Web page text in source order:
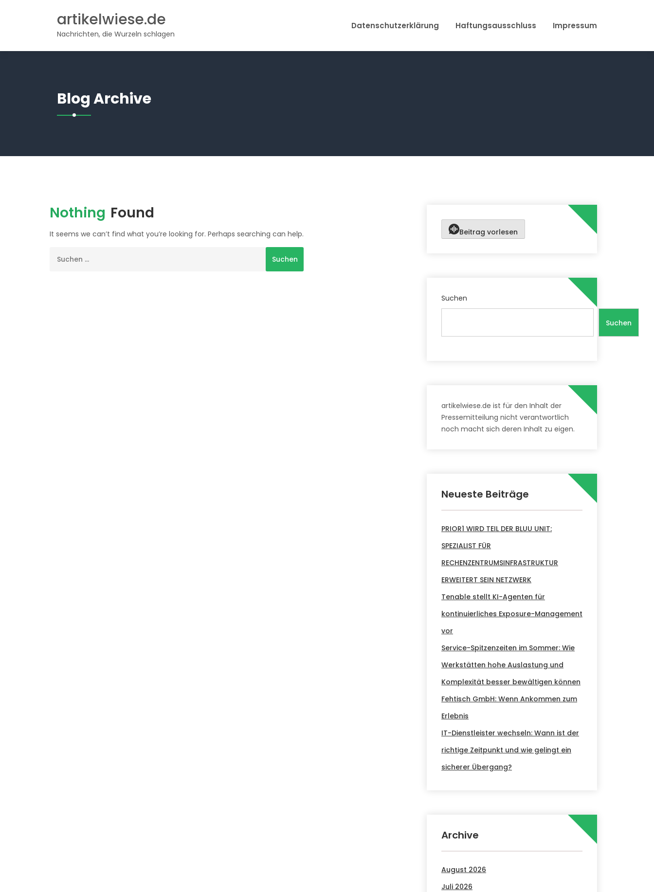
artikelwiese.de
Nachrichten, die Wurzeln schlagen
Datenschutzerklärung Haftungsausschluss Impressum
Blog Archive
Nothing Found
It seems we can’t find what you’re looking for. Perhaps searching can help.
nach:
Beitrag vorlesen
Suchen
Suchen
artikelwiese.de ist für den Inhalt der
Pressemitteilung nicht verantwortlich
noch macht sich deren Inhalt zu eigen.
Neueste Beiträge
PRIOR1 WIRD TEIL DER BLUU UNIT:
SPEZIALIST FÜR
RECHENZENTRUMSINFRASTRUKTUR
ERWEITERT SEIN NETZWERK
Tenable stellt KI-Agenten für
kontinuierliches Exposure-Management
vor
Service-Spitzenzeiten im Sommer: Wie
Werkstätten hohe Auslastung und
Komplexität besser bewältigen können
Fehtisch GmbH: Wenn Ankommen zum
Erlebnis
IT-Dienstleister wechseln: Wann ist der
richtige Zeitpunkt und wie gelingt ein
sicherer Übergang?
Archive
August 2026
Juli 2026